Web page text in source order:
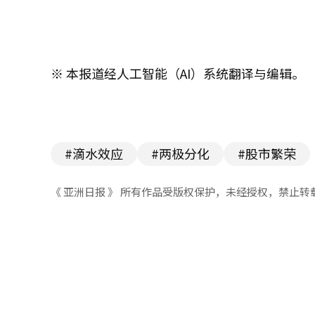
※ 本报道经人工智能（AI）系统翻译与编辑。
#滴水效应 #两极分化 #股市繁荣
《 亚洲日报 》 所有作品受版权保护，未经授权，禁止转